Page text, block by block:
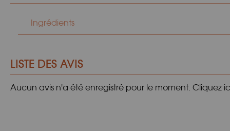
Ingrédients
LISTE DES AVIS
Aucun avis n'a été enregistré pour le moment. Cliquez